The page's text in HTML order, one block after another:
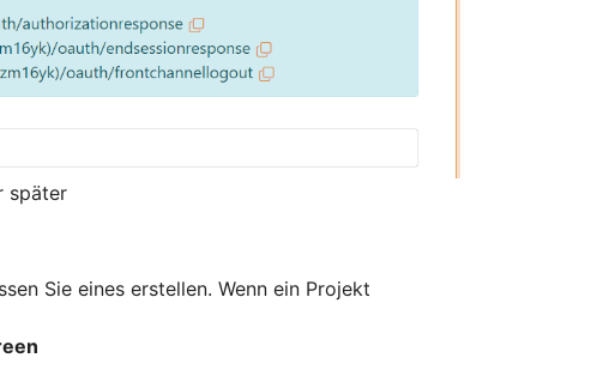
später
Sie eines erstellen. Wenn ein Projekt